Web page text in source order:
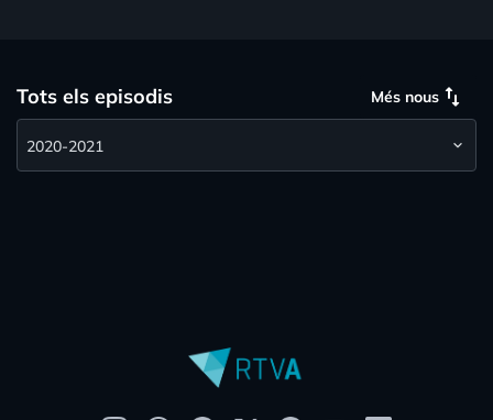
Tots els episodis Més nous swap_vert